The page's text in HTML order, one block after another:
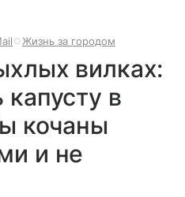
Жизнь за городом
вилках:
в
кочаны
и не